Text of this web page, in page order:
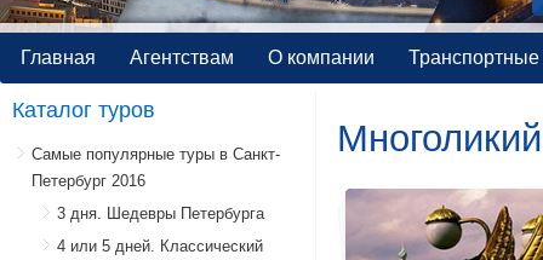
Главная Агентствам О компании Транспортные
Каталог туров
Самые популярные туры в Санкт-
Петербург 2016
3 дня. Шедевры Петербурга
4 или 5 дней. Классический